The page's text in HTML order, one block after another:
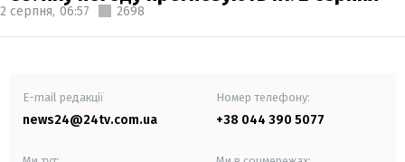
2 серпня, 06:57 2698
E-mail редакції
news24@24tv.com.ua
Номер телефону:
+38 044 390 5077